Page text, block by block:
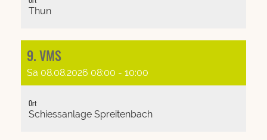
Thun
9. VMS
Sa 08.08.2026 08:00 - 10:00
Ort
Schiessanlage Spreitenbach